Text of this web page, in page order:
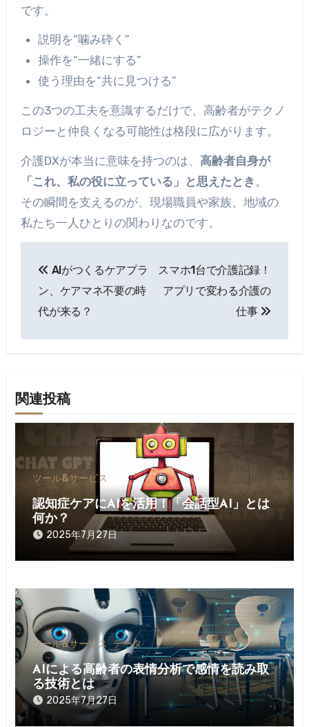
です。
説明を“噛み砕く”
操作を“一緒にする”
使う理由を“共に見つける”
この3つの工夫を意識するだけで、高齢者がテクノ
ロジーと仲良くなる可能性は格段に広がります。
介護DXが本当に意味を持つのは、 高齢者自身が
「これ、私の役に立っている」と思えたとき 。
その瞬間を支えるのが、現場職員や家族、地域の
私たち一人ひとりの関わりなのです。
稿
ナ
ビ
ー
シ
ョ
ン
AIがつくるケアプラ
ン、ケアマネ不要の時
代が来る？
スマホ1台で介護記録！
アプリで変わる介護の
仕事
関連投稿
ツール&サービス
認知症ケアにAIを活用！「会話型AI」とは
何か？
2025年7月27日
ツール&サービス データ
AIによる高齢者の表情分析で感情を読み取
る技術とは
2025年7月27日